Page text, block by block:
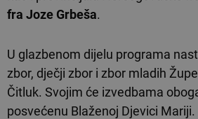
fra Joze Grbeša.
U glazbenom dijelu programa
zbor, dječji zbor i zbor mladih Župe
Čitluk. Svojim će izvedbama
posvećenu Blaženoj Djevici Mariji.